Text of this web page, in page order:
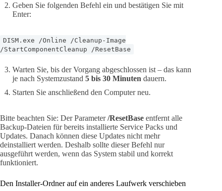
Geben Sie folgenden Befehl ein und bestätigen Sie mit
Enter:
DISM.exe /Online /Cleanup-Image
/StartComponentCleanup /ResetBase
Warten Sie, bis der Vorgang abgeschlossen ist – das kann
je nach Systemzustand 5 bis 30 Minuten dauern.
Starten Sie anschließend den Computer neu.
Bitte beachten Sie: Der Parameter/ResetBase entfernt alle
Backup-Dateien für bereits installierte Service Packs und
Updates. Danach können diese Updates nicht mehr
deinstalliert werden. Deshalb sollte dieser Befehl nur
ausgeführt werden, wenn das System stabil und korrekt
funktioniert.
Den Installer-Ordner auf ein anderes Laufwerk verschieben